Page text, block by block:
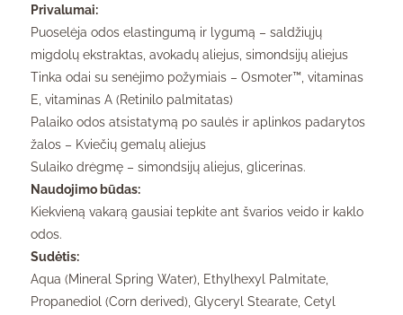
Privalumai:
Puoselėja odos elastingumą ir lygumą – saldžiųjų
migdolų ekstraktas, avokadų aliejus, simondsijų aliejus
Tinka odai su senėjimo požymiais – Osmoter™, vitaminas
E, vitaminas A (Retinilo palmitatas)
Palaiko odos atsistatymą po saulės ir aplinkos padarytos
žalos – Kviečių gemalų aliejus
Sulaiko drėgmę – simondsijų aliejus, glicerinas.
Naudojimo būdas:
Kiekvieną vakarą gausiai tepkite ant švarios veido ir kaklo
odos.
Sudėtis:
Aqua (Mineral Spring Water), Ethylhexyl Palmitate,
Propanediol (Corn derived), Glyceryl Stearate, Cetyl